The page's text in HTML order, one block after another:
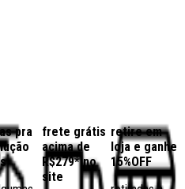
pra
frete grátis
acima de
R$279* no
site
retire em
loja e ganhe
15%OFF